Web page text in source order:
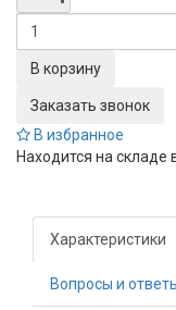
Заказать звонок
В избранное
Находится на складе
Характеристики
Вопросы и